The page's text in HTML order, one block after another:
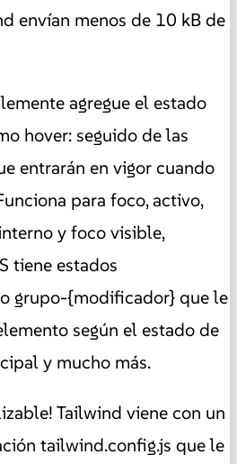
envían menos de 10 kB de
agregue el estado
hover: seguido de las
entrarán en vigor cuando
para foco, activo,
y foco visible,
tiene estados
grupo-{modificador} que le
según el estado de
y mucho más.
Tailwind viene con un
tailwind.config.js que le